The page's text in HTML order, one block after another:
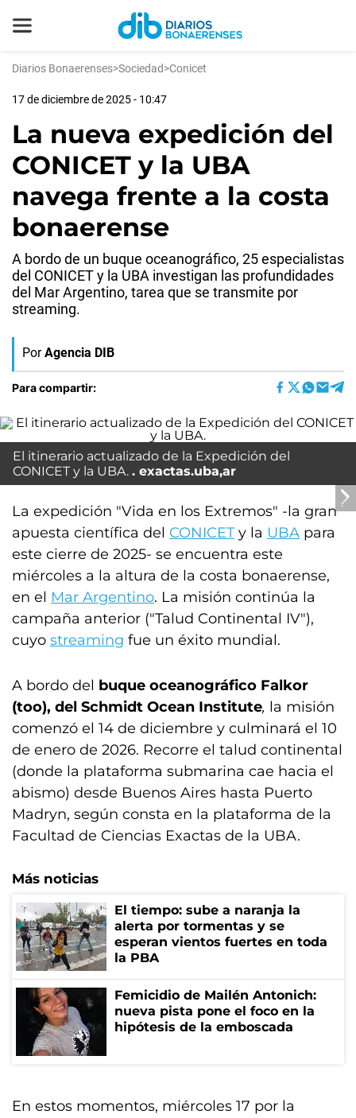
Diarios Bonaerenses>Sociedad>Conicet
17 de diciembre de 2025 - 10:47
La nueva expedición del
CONICET y la UBA
navega frente a la costa
bonaerense
A bordo de un buque oceanográfico, 25 especialistas
del CONICET y la UBA investigan las profundidades
del Mar Argentino, tarea que se transmite por
streaming.
Por Agencia DIB
Para compartir:
El itinerario actualizado de la Expedición del
CONICET y la UBA.
exactas.uba,ar
La expedición "Vida en los Extremos" -la gran
apuesta científica del CONICETy la UBA para
este cierre de 2025- se encuentra este
miércoles a la altura de la costa bonaerense,
en el Mar Argentino. La misión continúa la
campaña anterior ("Talud Continental IV"),
cuyo streaming fue un éxito mundial.
A bordo del buque oceanográfico Falkor
(too), del Schmidt Ocean Institute, la misión
comenzó el 14 de diciembre y culminará el 10
de enero de 2026. Recorre el talud continental
(donde la plataforma submarina cae hacia el
abismo) desde Buenos Aires hasta Puerto
Madryn, según consta en la plataforma de la
Facultad de Ciencias Exactas de la UBA.
Más noticias
El tiempo: sube a naranja la
alerta por tormentas y se
esperan vientos fuertes en toda
la PBA
Femicidio de Mailén Antonich:
nueva pista pone el foco en la
hipótesis de la emboscada
En estos momentos, miércoles 17 por la